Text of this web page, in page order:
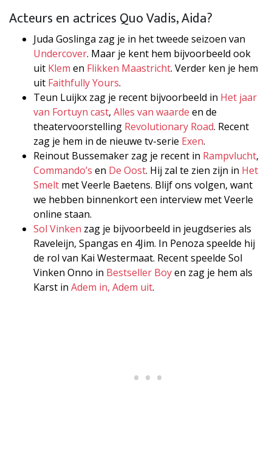
Acteurs en actrices Quo Vadis, Aida?
Juda Goslinga zag je in het tweede seizoen van
Undercover. Maar je kent hem bijvoorbeeld ook
uit Klem en Flikken Maastricht. Verder ken je hem
uit Faithfully Yours.
Teun Luijkx zag je recent bijvoorbeeld in Het jaar
van Fortuyn cast, Alles van waarde en de
theatervoorstelling Revolutionary Road. Recent
zag je hem in de nieuwe tv-serie Exen.
Reinout Bussemaker zag je recent in Rampvlucht,
Commando’s en De Oost. Hij zal te zien zijn in Het
Smelt met Veerle Baetens. Blijf ons volgen, want
we hebben binnenkort een interview met Veerle
online staan.
Sol Vinken zag je bijvoorbeeld in jeugdseries als
Raveleijn, Spangas en 4Jim. In Penoza speelde hij
de rol van Kai Westermaat. Recent speelde Sol
Vinken Onno in Bestseller Boyen zag je hem als
Karst in Adem in, Adem uit.